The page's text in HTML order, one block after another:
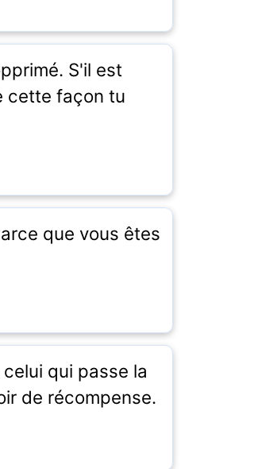
S'il est
cette façon tu
que vous êtes
qui passe la
de récompense.